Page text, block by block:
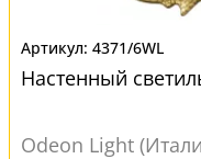
4371/6WL
Настенный
Odeon Light